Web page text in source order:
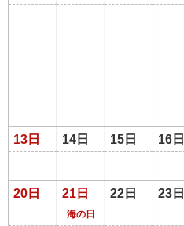
13日 14日 15日 16日
20日 21日
海の日
22日 23日